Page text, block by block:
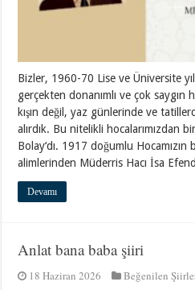
Bizler, 1960-70 Lise ve Üniversite
gerçekten donanımlı ve çok saygın
kışın değil, yaz günlerinde ve
alırdık. Bu nitelikli hocalarımızdan
Bolay‘dı. 1917 doğumlu Hocamızın
alimlerinden Müderris Hacı İsa
Devamı
Anlat bana baba şiiri
18 Haziran 2026 Beğenilen